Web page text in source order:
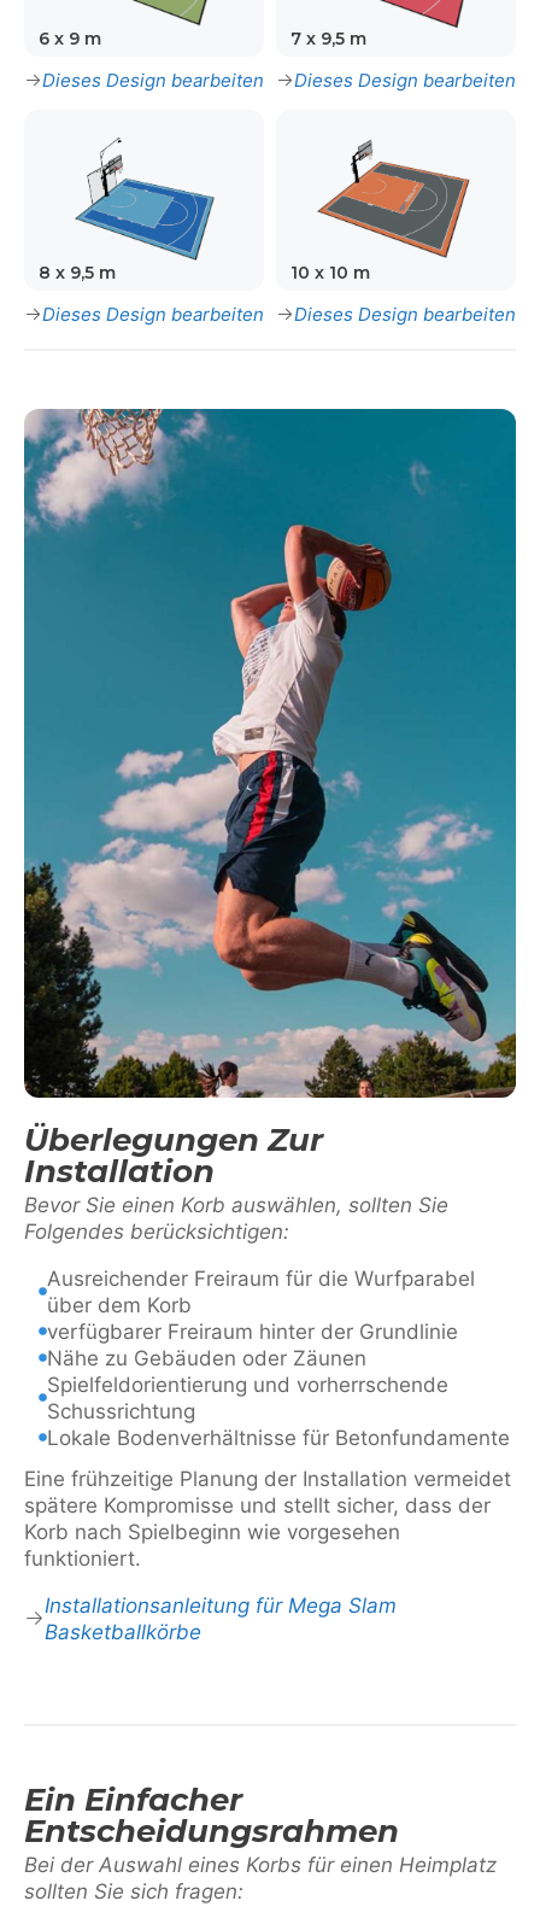
6 x 9 m
Dieses Design bearbeiten
7 x 9,5 m
Dieses Design bearbeiten
8 x 9,5 m
Dieses Design bearbeiten
10 x 10 m
Dieses Design bearbeiten
Überlegungen Zur
Installation
Bevor Sie einen Korb auswählen, sollten Sie
Folgendes berücksichtigen:
Ausreichender Freiraum für die Wurfparabel
über dem Korb
verfügbarer Freiraum hinter der Grundlinie
Nähe zu Gebäuden oder Zäunen
Spielfeldorientierung und vorherrschende
Schussrichtung
Lokale Bodenverhältnisse für Betonfundamente
Eine frühzeitige Planung der Installation vermeidet
spätere Kompromisse und stellt sicher, dass der
Korb nach Spielbeginn wie vorgesehen
funktioniert.
Installationsanleitung für Mega Slam
Basketballkörbe
Ein Einfacher
Entscheidungsrahmen
Bei der Auswahl eines Korbs für einen Heimplatz
sollten Sie sich fragen: